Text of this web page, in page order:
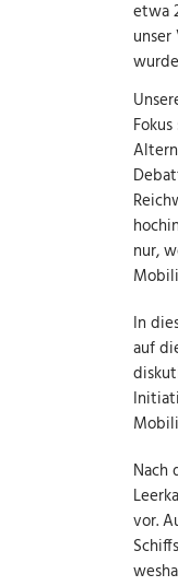
etwa
nur,
In
auf
Nach
vor.